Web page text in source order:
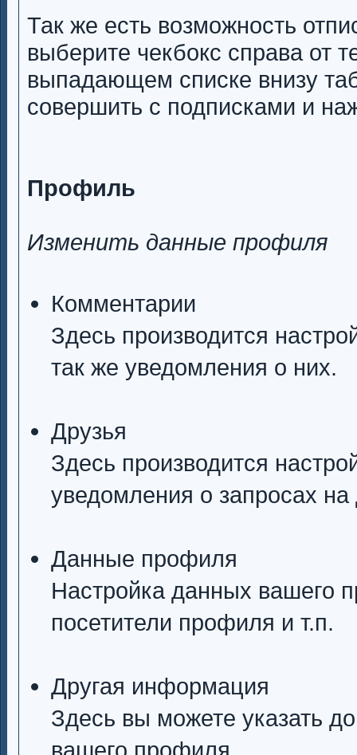
Так же есть возможность
выберите чекбокс справа от
выпадающем списке внизу
совершить с подписками и
Профиль
Изменить данные профиля
Комментарии
Здесь производится
так же уведомления о них.
Друзья
Здесь производится
уведомления о запросах на
Данные профиля
Настройка данных вашего
посетители профиля и т.п.
Другая информация
Здесь вы можете указать